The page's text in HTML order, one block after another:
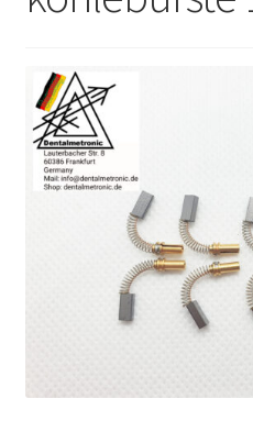
Kontakt
Reparaturservice
Wichtige Infos
Unsere Firma
Stellenangebote